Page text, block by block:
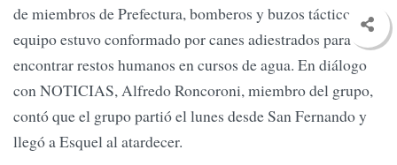
de miembros de Prefectura, bomberos y buzos tácticos, el
equipo estuvo conformado por canes adiestrados para
encontrar restos humanos en cursos de agua. En diálogo
con NOTICIAS, Alfredo Roncoroni, miembro del grupo,
contó que el grupo partió el lunes desde San Fernando y
llegó a Esquel al atardecer.